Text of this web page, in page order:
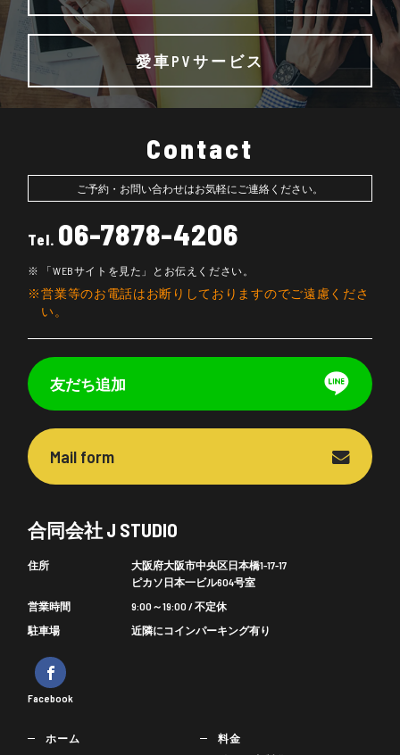
愛車PVサービス
Contact
ご予約・お問い合わせはお気軽にご連絡ください。
Tel. 06-7878-4206
「WEBサイトを見た」とお伝えください。
営業等のお電話はお断りしておりますのでご遠慮くださ
い。
友だち追加
Mail form
合同会社 J STUDIO
住所
大阪府大阪市中央区日本橋1-17-17
ピカソ日本一ビル604号室
営業時間
9:00～19:00 / 不定休
駐車場
近隣にコインパーキング有り
Facebook
ホーム
料金